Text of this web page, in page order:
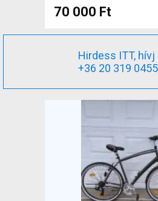
70 000 Ft
Hirdess ITT,
+36 20 319 0455